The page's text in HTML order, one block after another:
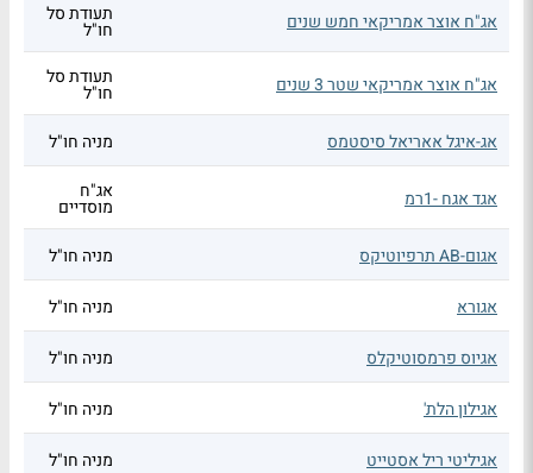
אג"ח אוצר אמריקאי חמש שנים תעודת סל
חו"ל
אג"ח אוצר אמריקאי שטר 3 שנים תעודת סל
חו"ל
אג-איגל אאריאל סיסטמס
מניה חו"ל
אגד אגח -1רמ אג"ח
מוסדיים
אגום-AB תרפיוטיקס
מניה חו"ל
אגורא מניה חו"ל
אגיוס פרמסוטיקלס מניה חו"ל
אגילון הלת' מניה חו"ל
אגיליטי ריל אסטייט מניה חו"ל